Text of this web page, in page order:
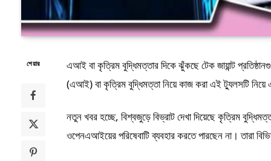
শেয়ার
এআই বা কৃত্রিম বুদ্ধিমত্তার দিকে ঝুঁকছে টেক জায়ান্ট
(এআই) বা কৃত্রিম বুদ্ধিমত্তা নিয়ে কাজ করা এই ট্যুলসটি
নতুন খবর হচ্ছে, বিশ্বজুড়ে বিভ্রাট দেখা দিয়েছে কৃত্রিম
ওপেনএআইয়ের পরিষেবাটি ব্যবহার করতে পারছেন না। তারা